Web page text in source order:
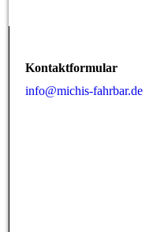
Kontaktformular
info@michis-fahrbar.de